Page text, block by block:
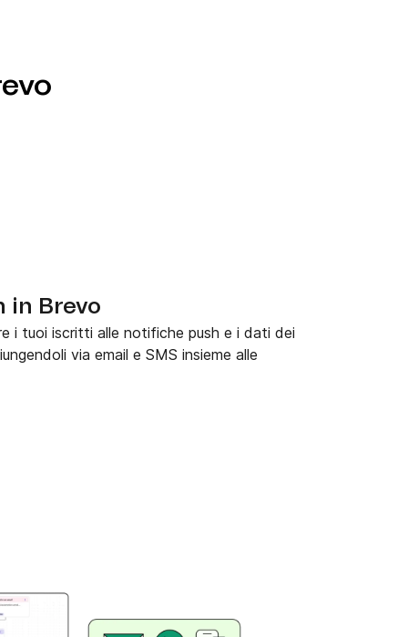
in Brevo
i tuoi iscritti alle notifiche push e i dati dei
via email e SMS insieme alle